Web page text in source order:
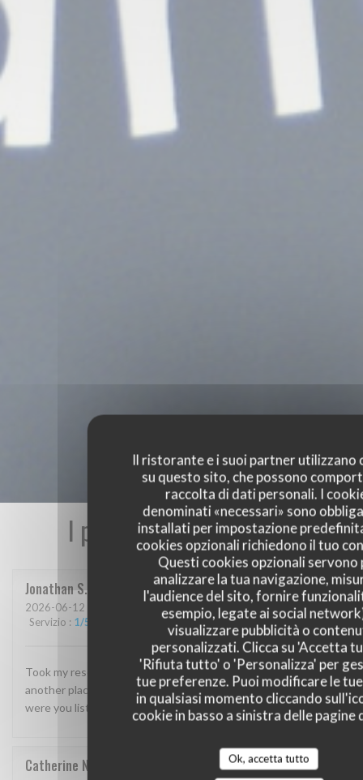
Il ristorante e i suoi partner utilizzano
su questo sito, che possono
raccolta di dati personali. I
denominati «necessari» sono
installati per impostazione
cookies opzionali richiedono il tuo
Questi cookies opzionali servono
analizzare la tua navigazione,
l'audience del sito, fornire
esempio, legate ai social
visualizzare pubblicità o
personalizzati. Clicca su 'Accetta
'Rifiuta tutto' o 'Personalizza' per
tue preferenze. Puoi modificare le
in qualsiasi momento cliccando
cookie in basso a sinistra delle pagine
Ok, accetta tutto
I pareri dei nostri clienti
Jonathan S
2026-06-12 - 19:00 - Ospiti 8
Servizio : 1/5 /5 Cucina:1/5 Qualità / Prezzo : 1/5
Took my reservation but they were closed! Had to find
another place for dinner for 8 of us nearby suddenly. Why
were you listed as “open” and even accepted our reservation!
Catherine N